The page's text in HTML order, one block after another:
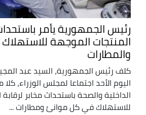
رئيس الجمهورية يأمر باستحداث
المنتجات الموجهة للاستهلاك
والمطارات
كلف رئيس الجمهورية، السيد عبد
اليوم الأحد اجتماعا لمجلس الوزراء، كلا
الداخلية والصحة باستحداث مخابر لرقابة
للاستهلاك في كل موانئ ومطارات ...